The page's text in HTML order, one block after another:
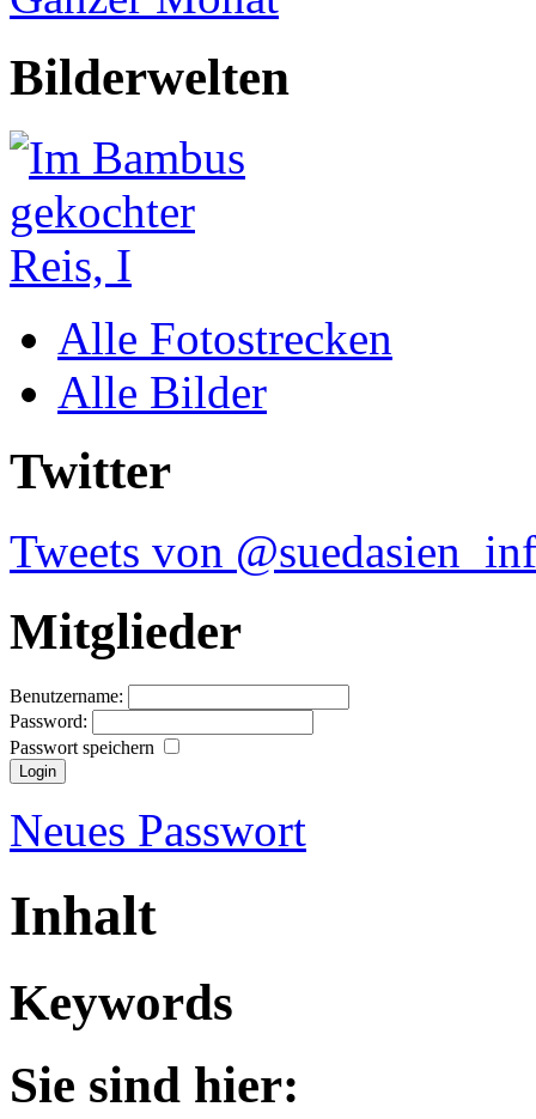
Bilderwelten
Alle Fotostrecken
Alle Bilder
Twitter
Tweets von
Mitglieder
Benutzername:
Password:
Passwort speichern
Neues Passwort
Inhalt
Keywords
Sie sind hier: